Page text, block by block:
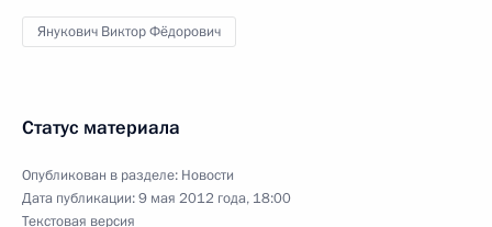
Янукович Виктор Фёдорович
Статус материала
Опубликован в разделе: Новости
Дата публикации:9 мая 2012 года, 18:00
Текстовая версия